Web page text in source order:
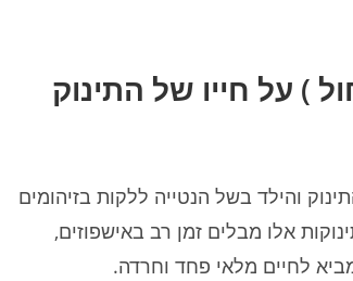
) על חייו של התינוק
והילד בשל הנטייה ללקות בזיהומים
אלו מבלים זמן רב באישפוזים,
לחיים מלאי פחד וחרדה.